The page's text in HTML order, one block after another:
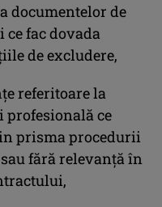
documentelor de
fac dovada
de excludere,
referitoare la
profesională ce
prisma procedurii
fără relevanţă în